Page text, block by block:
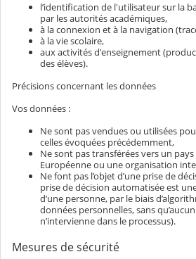
l’identification de l'utilisateur sur la
par les autorités académiques,
à la connexion et à la navigation
à la vie scolaire,
aux activités d'enseignement
des élèves).
Précisions concernant les données
Vos données :
Ne sont pas vendues ou utilisées
celles évoquées précédemment,
Ne sont pas transférées vers un pays
Européenne ou une organisation
Ne font pas l’objet d’une prise de
prise de décision automatisée est
d’une personne, par le biais
données personnelles, sans
n’intervienne dans le processus).
Mesures de sécurité